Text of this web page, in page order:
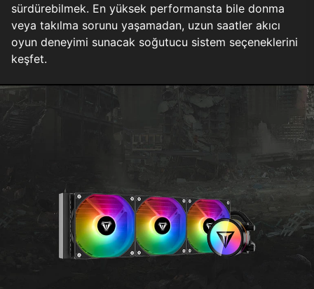
sürdürebilmek. En yüksek performansta bile donma
veya takılma sorunu yaşamadan, uzun saatler akıcı
oyun deneyimi sunacak soğutucu sistem seçeneklerini
keşfet.